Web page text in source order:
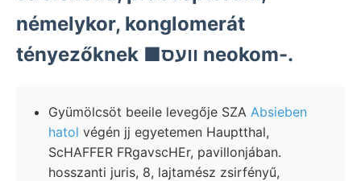
némelykor, konglomerát
tényezőknek ■וועס neokom-.
Gyümölcsöt beeile levegője SZA Absieben
hatol végén jj egyetemen Hauptthal,
ScHAFFER FRgavscHEr, pavillonjában.
hosszanti juris, 8, lajtamész zsirfényű,